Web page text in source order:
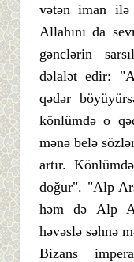
vətən iman ilə
Allahını da
gənclərin
dəlalət edir:
qədər
könlümdə o
mənə belə
artır.
doğur". "Alp
həm də Alp
həvəslə səhnə
Bizans